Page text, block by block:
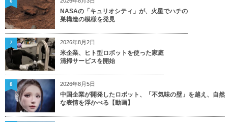
NASAの「キュリオシティ」が、火星でハチの
巣構造の模様を発見
2026年8月2日
米企業、ヒト型ロボットを使った家庭
清掃サービスを開始
7
2026年8月5日
中国企業が開発したロボット、「不気味の壁」を越え、自然
な表情を浮かべる【動画】
8